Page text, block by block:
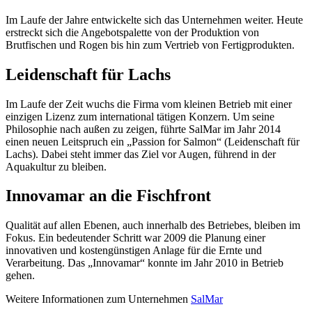
Im Laufe der Jahre entwickelte sich das Unternehmen weiter. Heute
erstreckt sich die Angebotspalette von der Produktion von
Brutfischen und Rogen bis hin zum Vertrieb von Fertigprodukten.
Leidenschaft für Lachs
Im Laufe der Zeit wuchs die Firma vom kleinen Betrieb mit einer
einzigen Lizenz zum international tätigen Konzern. Um seine
Philosophie nach außen zu zeigen, führte SalMar im Jahr 2014
einen neuen Leitspruch ein „Passion for Salmon“ (Leidenschaft für
Lachs). Dabei steht immer das Ziel vor Augen, führend in der
Aquakultur zu bleiben.
Innovamar an die Fischfront
Qualität auf allen Ebenen, auch innerhalb des Betriebes, bleiben im
Fokus. Ein bedeutender Schritt war 2009 die Planung einer
innovativen und kostengünstigen Anlage für die Ernte und
Verarbeitung. Das „Innovamar“ konnte im Jahr 2010 in Betrieb
gehen.
Weitere Informationen zum Unternehmen SalMar